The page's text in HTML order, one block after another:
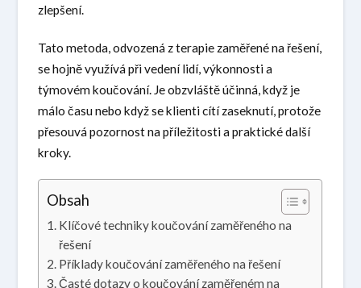
zlepšení.
Tato metoda, odvozená z terapie zaměřené na řešení,
se hojně využívá při vedení lidí, výkonnosti a
týmovém koučování. Je obzvláště účinná, když je
málo času nebo když se klienti cítí zaseknutí, protože
přesouvá pozornost na příležitosti a praktické další
kroky.
Obsah
Klíčové techniky koučování zaměřeného na
řešení
Příklady koučování zaměřeného na řešení
Časté dotazy o koučování zaměřeném na